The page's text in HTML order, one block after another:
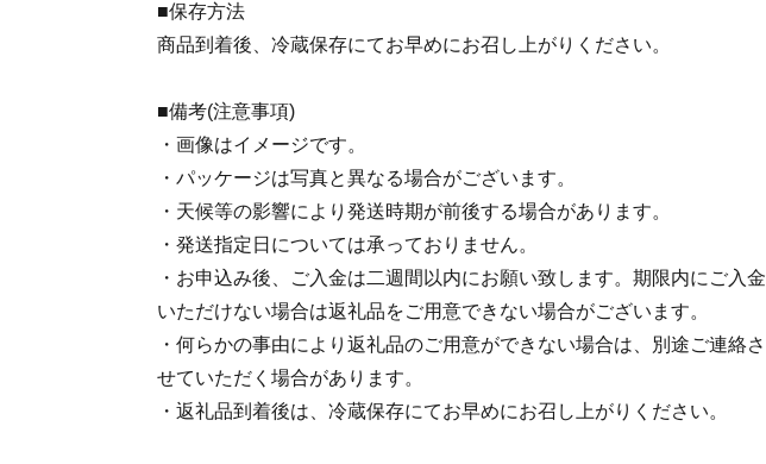
■保存方法
商品到着後、冷蔵保存にてお早めにお召し上がりください。
■備考(注意事項)
・画像はイメージです。
・パッケージは写真と異なる場合がございます。
・天候等の影響により発送時期が前後する場合があります。
・発送指定日については承っておりません。
・お申込み後、ご入金は二週間以内にお願い致します。期限内にご入金
いただけない場合は返礼品をご用意できない場合がございます。
・何らかの事由により返礼品のご用意ができない場合は、別途ご連絡さ
せていただく場合があります。
・返礼品到着後は、冷蔵保存にてお早めにお召し上がりください。